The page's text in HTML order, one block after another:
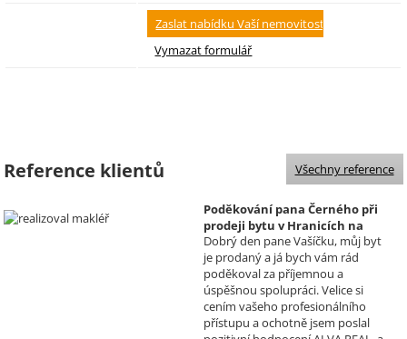
Reference klientů
Poděkování pana Černého při
prodeji bytu v Hranicích na
Moravě
Realizoval makléř: David
Vašíček
Dobrý den pane Vašíčku, můj byt
je prodaný a já bych vám rád
poděkoval za příjemnou a
úspěšnou spolupráci. Velice si
cením vašeho profesionálního
přístupu a ochotně jsem poslal
Všechny reference